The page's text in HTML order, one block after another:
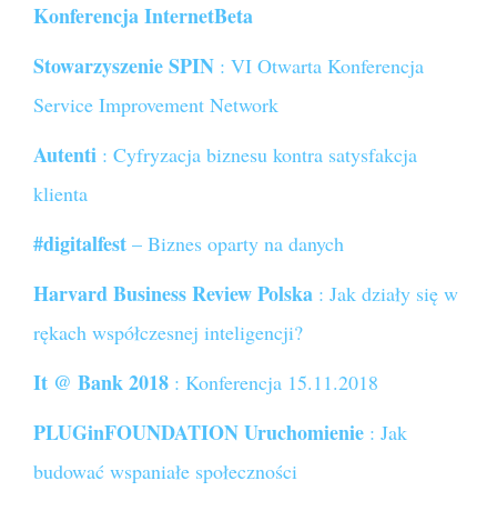
Konferencja InternetBeta
Stowarzyszenie SPIN : VI Otwarta Konferencja
Service Improvement Network
Autenti : Cyfryzacja biznesu kontra satysfakcja
klienta
#digitalfest – Biznes oparty na danych
Harvard Business Review Polska : Jak działy się w
rękach współczesnej inteligencji?
It @ Bank 2018 : Konferencja 15.11.2018
PLUGinFOUNDATION Uruchomienie : Jak
budować wspaniałe społeczności